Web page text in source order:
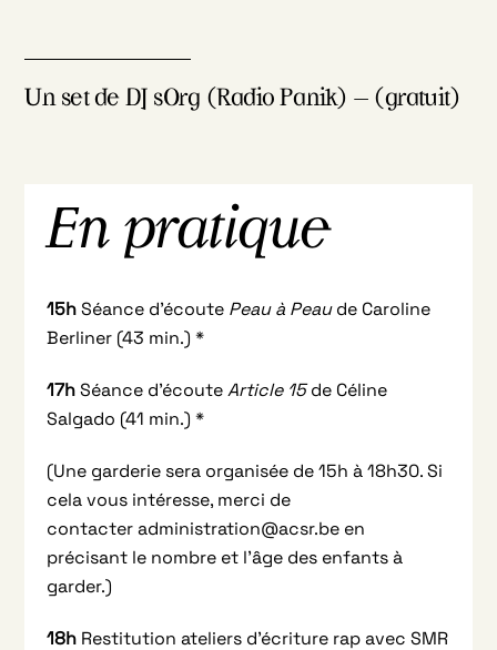
Un set de DJ sOrg (Radio Panik) – (gratuit)
En pratique
15hSéance d’écoute Peau à Peaude Caroline
Berliner (43 min.) *
17hSéance d’écouteArticle 15de Céline
Salgado (41 min.) *
(Une garderie sera organisée de 15h à 18h30. Si
cela vous intéresse, merci de
contacter administration@acsr.be en
précisant le nombre et l’âge des enfants à
garder.)
18h Restitution ateliers d’écriture rap avec SMR